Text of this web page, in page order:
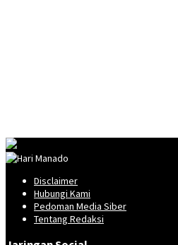
Disclaimer
Hubungi Kami
Pedoman Media Siber
Tentang Redaksi